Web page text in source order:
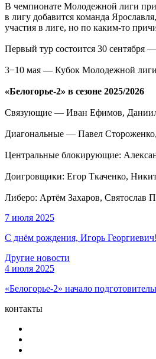
В чемпионате Молодежной лиги
в лигу добавится команда
участия в лиге, но по каким-то
Первый тур состоится 30
3−10 мая — Кубок Молодежной
«Белогорье-2» в сезоне 2025/2026
Связующие — Иван Ефимов,
Диагональные — Павел
Центральные блокирующие:
Доигровщики: Егор Ткаченко,
Либеро: Артём Захаров, Святослав
7 июля 2025
С днём рождения, Игорь Георгиевич!
Другие новости
4 июля 2025
«Белогорье-2» начало
контакты